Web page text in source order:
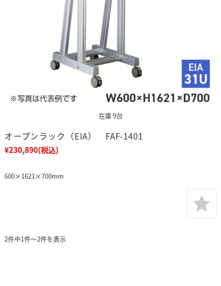
在庫 9台
オープンラック（EIA） FAF-1401
¥230,890(税込)
600×1621×700mm
2件中1件～2件を表示